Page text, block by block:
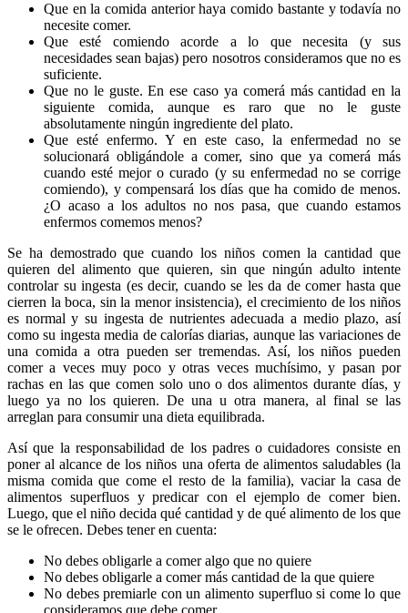
Que en la comida anterior haya comido bastante y todavía no
necesite comer.
Que esté comiendo acorde a lo que necesita (y sus
necesidades sean bajas) pero nosotros consideramos que no es
suficiente.
Que no le guste. En ese caso ya comerá más cantidad en la
siguiente comida, aunque es raro que no le guste
absolutamente ningún ingrediente del plato.
Que esté enfermo. Y en este caso, la enfermedad no se
solucionará obligándole a comer, sino que ya comerá más
cuando esté mejor o curado (y su enfermedad no se corrige
comiendo), y compensará los días que ha comido de menos.
¿O acaso a los adultos no nos pasa, que cuando estamos
enfermos comemos menos?
Se ha demostrado que cuando los niños comen la cantidad que
quieren del alimento que quieren, sin que ningún adulto intente
controlar su ingesta (es decir, cuando se les da de comer hasta que
cierren la boca, sin la menor insistencia), el crecimiento de los niños
es normal y su ingesta de nutrientes adecuada a medio plazo, así
como su ingesta media de calorías diarias, aunque las variaciones de
una comida a otra pueden ser tremendas. Así, los niños pueden
comer a veces muy poco y otras veces muchísimo, y pasan por
rachas en las que comen solo uno o dos alimentos durante días, y
luego ya no los quieren. De una u otra manera, al final se las
arreglan para consumir una dieta equilibrada.
Así que la responsabilidad de los padres o cuidadores consiste en
poner al alcance de los niños una oferta de alimentos saludables (la
misma comida que come el resto de la familia), vaciar la casa de
alimentos superfluos y predicar con el ejemplo de comer bien.
Luego, que el niño decida qué cantidad y de qué alimento de los que
se le ofrecen. Debes tener en cuenta:
No debes obligarle a comer algo que no quiere
No debes obligarle a comer más cantidad de la que quiere
No debes premiarle con un alimento superfluo si come lo que